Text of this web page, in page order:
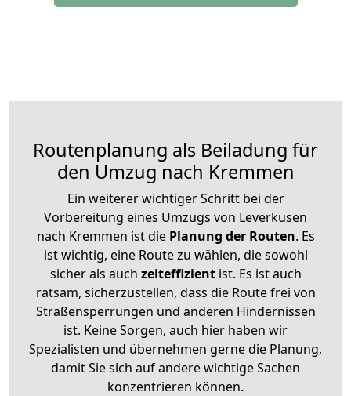
Routenplanung als Beiladung für
den Umzug nach Kremmen
Ein weiterer wichtiger Schritt bei der
Vorbereitung eines Umzugs von Leverkusen
nach Kremmen ist diePlanung der Routen. Es
ist wichtig, eine Route zu wählen, die sowohl
sicher als auch zeiteffizientist. Es ist auch
ratsam, sicherzustellen, dass die Route frei von
Straßensperrungen und anderen Hindernissen
ist. Keine Sorgen, auch hier haben wir
Spezialisten und übernehmen gerne die Planung,
damit Sie sich auf andere wichtige Sachen
konzentrieren können.